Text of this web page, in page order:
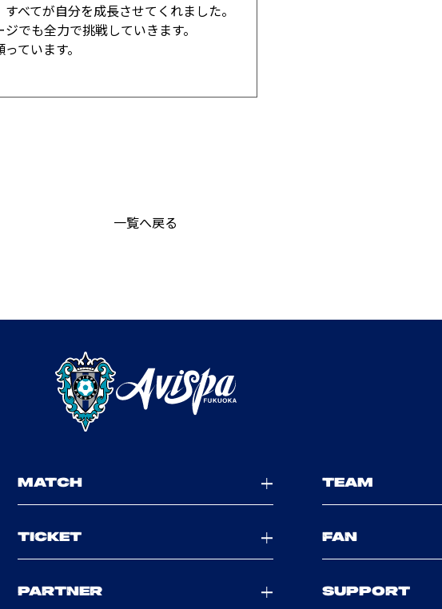
べてが自分を成長させてくれました。
でも全力で挑戦していきます。
ています。
一覧へ戻る
MATCH TEAM
TICKET FAN
PARTNER SUPPORT